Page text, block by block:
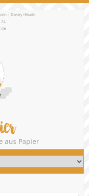
| Danny Hikade
aus Papier